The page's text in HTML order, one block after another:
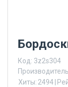
Код: 3z2s304
Хиты: 2494